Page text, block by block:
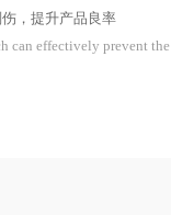
，提升产品良率
can effectively prevent